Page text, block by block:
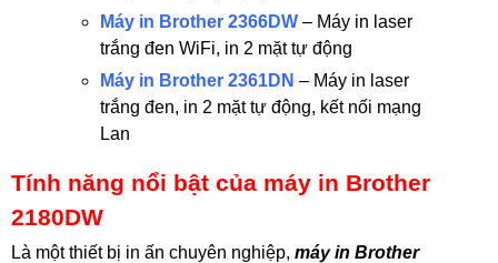
Máy in Brother 2366DW – Máy in laser
trắng đen WiFi, in 2 mặt tự động
Máy in Brother 2361DN – Máy in laser
trắng đen, in 2 mặt tự động, kết nối mạng
Lan
Tính năng nổi bật của máy in Brother
2180DW
Là một thiết bị in ấn chuyên nghiệp, máy in Brother